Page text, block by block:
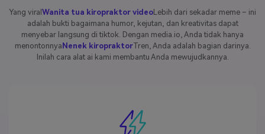
Yang viralWanita tua kiropraktor videoLebih dari sekadar meme – ini
adalah bukti bagaimana humor, kejutan, dan kreativitas dapat
menyebar langsung di tiktok. Dengan media.io, Anda tidak hanya
menontonnyaNenek kiropraktorTren, Anda adalah bagian darinya.
Inilah cara alat ai kami membantu Anda mewujudkannya.